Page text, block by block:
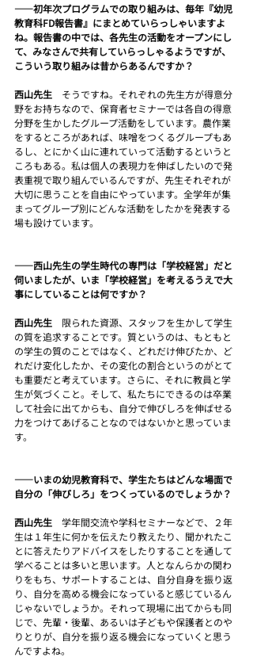
――初年次プログラムでの取り組みは、毎年『幼児
教育科FD報告書』にまとめていらっしゃいますよ
ね。報告書の中では、各先生の活動をオープンにし
て、みなさんで共有していらっしゃるようですが、
こういう取り組みは昔からあるんですか？
西山先生 そうですね。それぞれの先生方が得意分
野をお持ちなので、保育者セミナーでは各自の得意
分野を生かしたグループ活動をしています。農作業
をするところがあれば、味噌をつくるグループもあ
るし、とにかく山に連れていって活動するというと
ころもある。私は個人の表現力を伸ばしたいので発
表重視で取り組んでいるんですが、先生それぞれが
大切に思うことを自由にやっています。全学年が集
まってグループ別にどんな活動をしたかを発表する
場も設けています。
――西山先生の学生時代の専門は「学校経営」だと
伺いましたが、いま「学校経営」を考えるうえで大
事にしていることは何ですか？
西山先生 限られた資源、スタッフを生かして学生
の質を追求することです。質というのは、もともと
の学生の質のことではなく、どれだけ伸びたか、ど
れだけ変化したか、その変化の割合というのがとて
も重要だと考えています。さらに、それに教員と学
生が気づくこと。そして、私たちにできるのは卒業
して社会に出てからも、自分で伸びしろを伸ばせる
力をつけてあげることなのではないかと思っていま
す。
――いまの幼児教育科で、学生たちはどんな場面で
自分の「伸びしろ」をつくっているのでしょうか？
西山先生 学年間交流や学科セミナーなどで、２年
生は１年生に何かを伝えたり教えたり、聞かれたこ
とに答えたりアドバイスをしたりすることを通して
学べることは多いと思います。人となんらかの関わ
りをもち、サポートすることは、自分自身を振り返
り、自分を高める機会になっていると感じているん
じゃないでしょうか。それって現場に出てからも同
じで、先輩・後輩、あるいは子どもや保護者とのや
りとりが、自分を振り返る機会になっていくと思う
んですよね。